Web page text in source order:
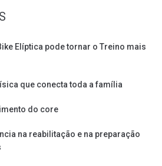
Elíptica pode tornar o Treino mais
que conecta toda a família
do core
na reabilitação e na preparação